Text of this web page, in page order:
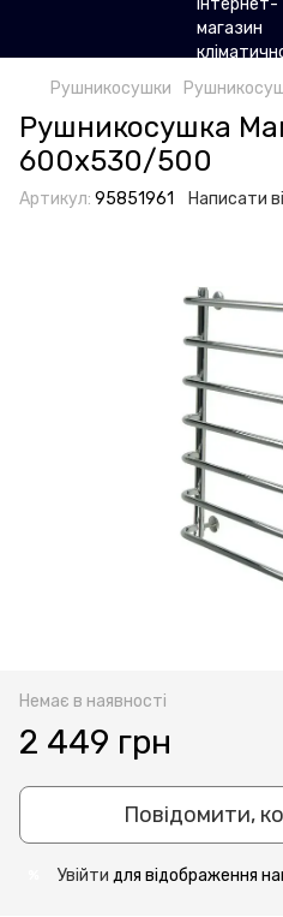
Рушникосушки
Рушникосушка
600х530/500
Артикул: 95851961 Написати
Немає в наявності
2 449 грн
Повідомити,
Увійти для відображення